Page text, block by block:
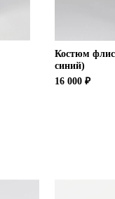
Костюм
синий)
16 000 ₽